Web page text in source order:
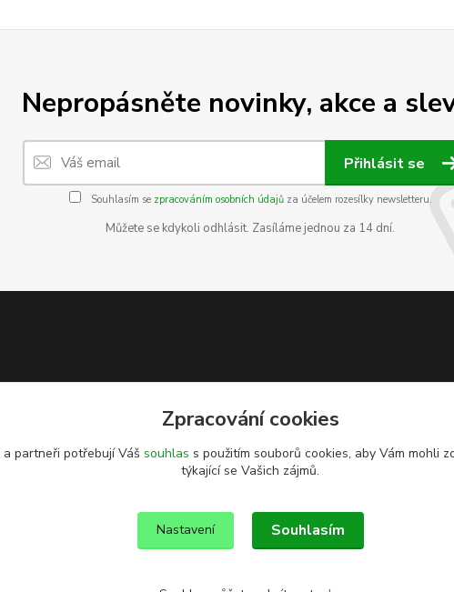
Nepropásněte novinky, akce a
Přihlásit se
Souhlasím se zpracováním osobních údajůza účelem rozesílky newsletteru.
Můžete se kdykoli odhlásit. Zasíláme jednou za 14 dní.
Zpracování cookies
partneři potřebují Váš souhlas s použitím souborů cookies, aby Vám mohli
týkající se Vašich zájmů.
Nastavení Souhlasím